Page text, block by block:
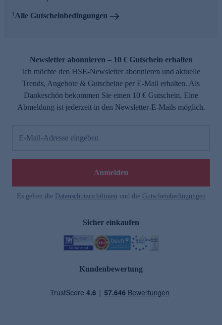
1 Alle Gutscheinbedingungen
Newsletter abonnieren – 10 € Gutschein erhalten
Ich möchte den HSE-Newsletter abonnieren und aktuelle
Trends, Angebote & Gutscheine per E-Mail erhalten. Als
Dankeschön bekommen Sie einen 10 € Gutschein. Eine
Abmeldung ist jederzeit in den Newsletter-E-Mails möglich.
E-Mail-Adresse eingeben
Anmelden
Es gelten die Datenschutzrichtlinien und die Gutscheinbedingungen
Sicher einkaufen
Kundenbewertung